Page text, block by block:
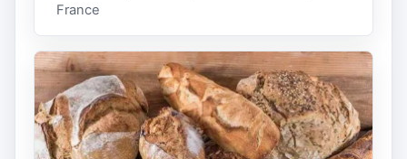
France